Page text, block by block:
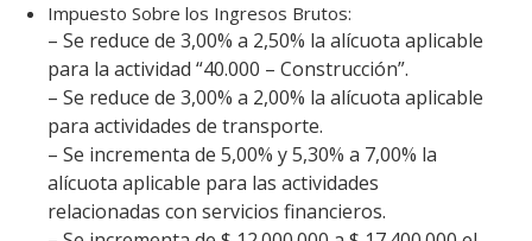
Impuesto Sobre los Ingresos Brutos:
– Se reduce de 3,00% a 2,50% la alícuota aplicable
para la actividad “40.000 – Construcción”.
– Se reduce de 3,00% a 2,00% la alícuota aplicable
para actividades de transporte.
– Se incrementa de 5,00% y 5,30% a 7,00% la
alícuota aplicable para las actividades
relacionadas con servicios financieros.